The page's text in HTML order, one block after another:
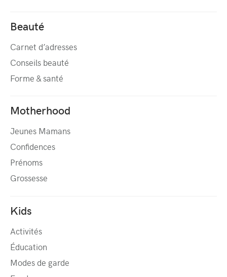
Beauté
Carnet d’adresses
Conseils beauté
Forme & santé
Motherhood
Jeunes Mamans
Confidences
Prénoms
Grossesse
Kids
Activités
Éducation
Modes de garde